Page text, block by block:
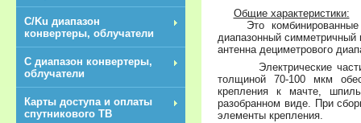
Общие характеристики:
Это комбинированные
диапазонный симметричный
антенна дециметрового
Электрические части
толщиной 70-100 мкм
крепления к мачте,
разобранном виде. При
элементы крепления.
C/Ku диапазон
конвертеры, облучатели
С диапазон конвертеры,
облучатели
Карты доступа и оплаты
спутникового ТВ